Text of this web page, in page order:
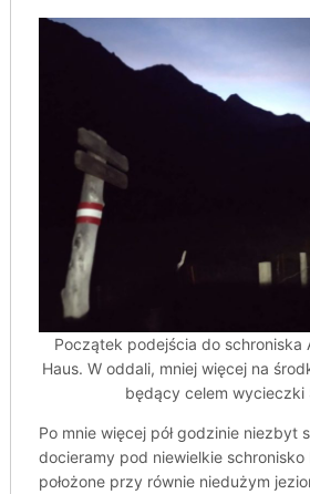
Początek podejścia do schroniska
Haus. W oddali, mniej więcej na
będący celem wycieczki
Po mnie więcej pół godzinie niezbyt
docieramy pod niewielkie schronisko
położone przy równie niedużym